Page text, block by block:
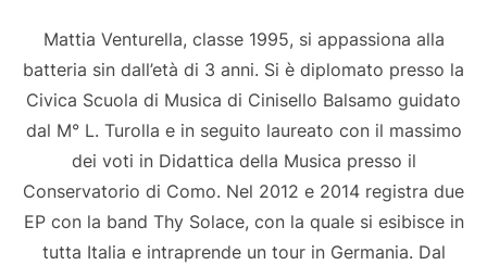
Mattia Venturella, classe 1995, si appassiona alla
batteria sin dall’età di 3 anni. Si è diplomato presso la
Civica Scuola di Musica di Cinisello Balsamo guidato
dal M° L. Turolla e in seguito laureato con il massimo
dei voti in Didattica della Musica presso il
Conservatorio di Como. Nel 2012 e 2014 registra due
EP con la band Thy Solace, con la quale si esibisce in
tutta Italia e intraprende un tour in Germania. Dal